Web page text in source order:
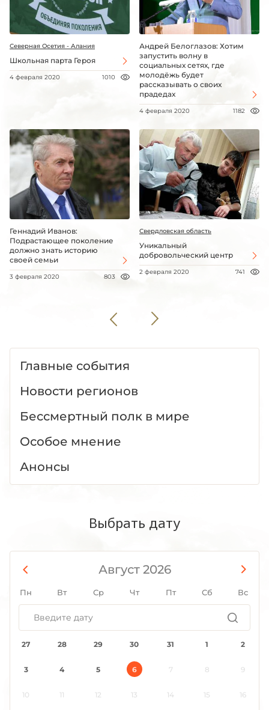
Северная Осетия - Алания
Школьная парта Героя
4 февраля 2020 1010
Андрей Белоглазов: Хотим
запустить волну в
социальных сетях, где
молодёжь будет
рассказывать о своих
прадедах
4 февраля 2020 1182
Геннадий Иванов:
Подрастающее поколение
должно знать историю
своей семьи
3 февраля 2020 803
Свердловская область
Уникальный
добровольческий центр
2 февраля 2020 741
Главные события
Новости регионов
Бессмертный полк в мире
Особое мнение
Анонсы
Выбрать дату
Август 2026
Пн Вт Ср Чт Пт Сб Вс
27 28 29 30 31 1 2
3 4 5 6 7 8 9
10 11 12 13 14 15 16